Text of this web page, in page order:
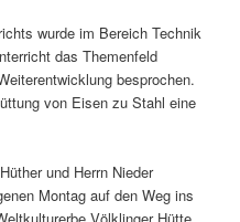
wurde im Bereich Technik
das Themenfeld
besprochen.
von Eisen zu Stahl eine
und Herrn Nieder
Montag auf den Weg ins